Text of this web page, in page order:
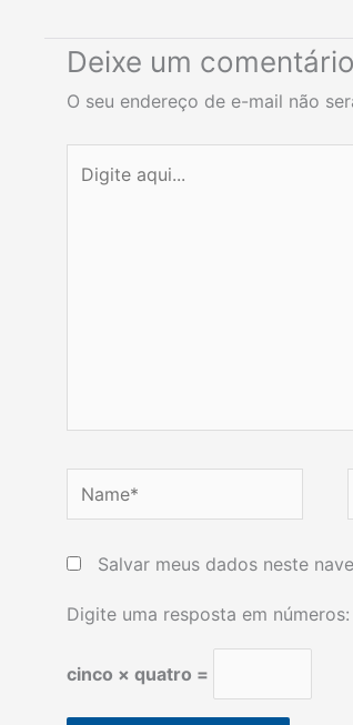
Deixe um comentário
O seu endereço de e-mail não
aqui...
Name*
Salvar meus dados neste
Digite uma resposta em números:
cinco × quatro =